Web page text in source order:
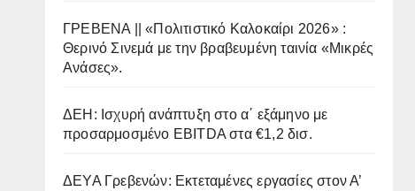
ΓΡΕΒΕΝΑ || «Πολιτιστικό Καλοκαίρι 2026» :
Θερινό Σινεμά με την βραβευμένη ταινία «Μικρές
Ανάσες».
ΔΕΗ: Ισχυρή ανάπτυξη στο α΄ εξάμηνο με
προσαρμοσμένο EBITDA στα €1,2 δισ.
ΔΕΥΑ Γρεβενών: Εκτεταμένες εργασίες στον Α’